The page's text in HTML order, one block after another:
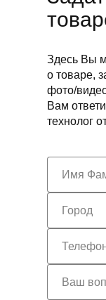
Здесь Вы
о товаре,
фото/
Вам
технолог